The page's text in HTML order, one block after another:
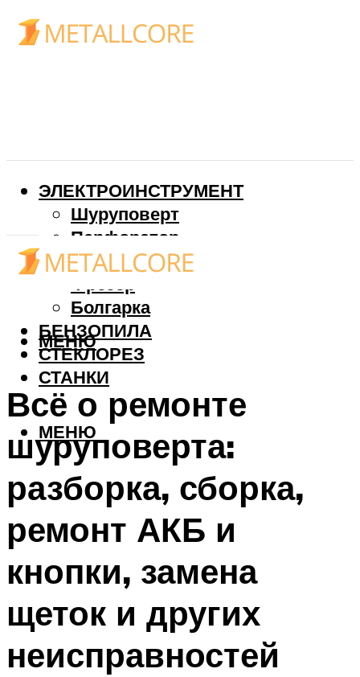
ЭЛЕКТРОИНСТРУМЕНТ
Шуруповерт
Перфоратор
Дрель
Фрезер
Болгарка
БЕНЗОПИЛА
СТЕКЛОРЕЗ
СТАНКИ
МЕНЮ
МЕНЮ
Всё о ремонте
шуруповерта:
разборка, сборка,
ремонт АКБ и
кнопки, замена
щеток и других
неисправностей